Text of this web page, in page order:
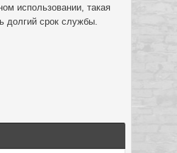
использовании, такая
долгий срок службы.